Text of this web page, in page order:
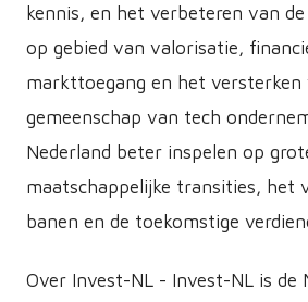
kennis, en het verbeteren van
op gebied van valorisatie,
markttoegang en het versterken
gemeenschap van tech
Nederland beter inspelen op
maatschappelijke transities, het
banen en de toekomstige
Over Invest-NL - Invest-NL is de